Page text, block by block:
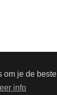
om je de beste
info